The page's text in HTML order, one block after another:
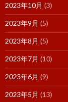
2023年10月 (3)
2023年9月 (5)
2023年8月 (5)
2023年7月 (10)
2023年6月 (9)
2023年5月 (13)